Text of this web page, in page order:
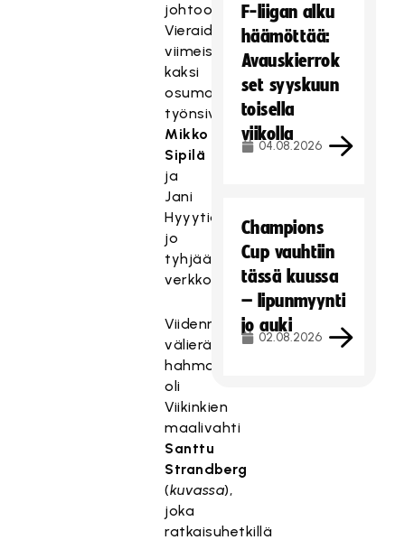
johtoon.
Vieraiden
viimeiset
kaksi
osumaa
työnsivät
Mikko
Sipilä
ja
Jani
Hyyytiäinen
jo
tyhjään
verkkoon.
Viidennen
välierän
hahmo
oli
Viikinkien
maalivahti
Santtu
Strandberg
(kuvassa),
joka
ratkaisuhetkillä
F-liigan alku
häämöttää:
Avauskierrok
set syyskuun
toisella
viikolla
04.08.2026
Champions
Cup vauhtiin
tässä kuussa
– lipunmyynti
jo auki
02.08.2026